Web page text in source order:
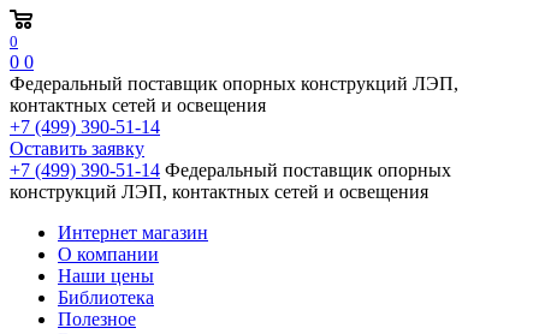
0
0 0
Федеральный поставщик опорных конструкций ЛЭП,
контактных сетей и освещения
+7 (499) 390-51-14
Оставить заявку
+7 (499) 390-51-14 Федеральный поставщик опорных
конструкций ЛЭП, контактных сетей и освещения
Интернет магазин
О компании
Наши цены
Библиотека
Полезное